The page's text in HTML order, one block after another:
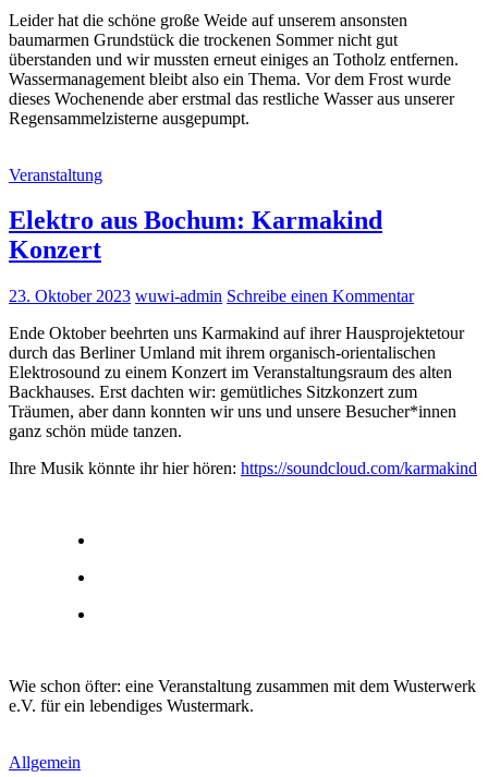
Leider hat die schöne große Weide auf unserem ansonsten
baumarmen Grundstück die trockenen Sommer nicht gut
überstanden und wir mussten erneut einiges an Totholz entfernen.
Wassermanagement bleibt also ein Thema. Vor dem Frost wurde
dieses Wochenende aber erstmal das restliche Wasser aus unserer
Regensammelzisterne ausgepumpt.
Veranstaltung
Elektro aus Bochum: Karmakind
Konzert
23. Oktober 2023 wuwi-admin Schreibe einen Kommentar
Ende Oktober beehrten uns Karmakind auf ihrer Hausprojektetour
durch das Berliner Umland mit ihrem organisch-orientalischen
Elektrosound zu einem Konzert im Veranstaltungsraum des alten
Backhauses. Erst dachten wir: gemütliches Sitzkonzert zum
Träumen, aber dann konnten wir uns und unsere Besucher*innen
ganz schön müde tanzen.
Ihre Musik könnte ihr hier hören: https://soundcloud.com/karmakind
Wie schon öfter: eine Veranstaltung zusammen mit dem Wusterwerk
e.V. für ein lebendiges Wustermark.
Allgemein